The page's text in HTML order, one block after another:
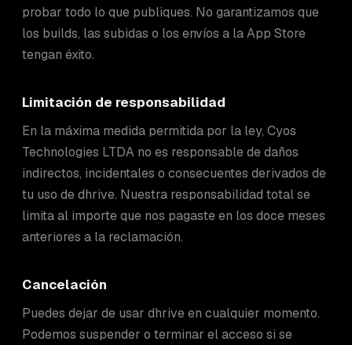
probar todo lo que publiques. No garantizamos que
los builds, las subidas o los envíos a la App Store
tengan éxito.
Limitación de responsabilidad
En la máxima medida permitida por la ley, Cyos
Technologies LTDA no es responsable de daños
indirectos, incidentales o consecuentes derivados de
tu uso de dhrive. Nuestra responsabilidad total se
limita al importe que nos pagaste en los doce meses
anteriores a la reclamación.
Cancelación
Puedes dejar de usar dhrive en cualquier momento.
Podemos suspender o terminar el acceso si se